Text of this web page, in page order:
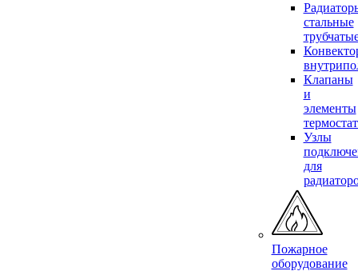
стальные
Клапаны
и
элементы
Узлы
для
Пожарное
оборудование